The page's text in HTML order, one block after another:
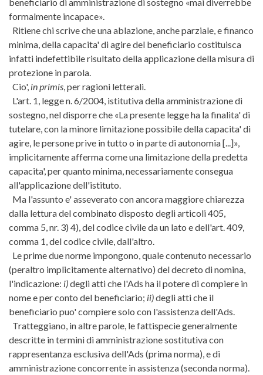
formalmente incapace».
Ritiene chi scrive che una ablazione, anche parziale, e financo
minima, della capacita' di agire del beneficiario costituisca
infatti indefettibile risultato della applicazione della misura di
protezione in parola.
Cio', in primis, per ragioni letterali.
L'art. 1, legge n. 6/2004, istitutiva della amministrazione di
sostegno, nel disporre che «La presente legge ha la finalita' di
tutelare, con la minore limitazione possibile della capacita' di
agire, le persone prive in tutto o in parte di autonomia [...]»,
implicitamente afferma come una limitazione della predetta
capacita', per quanto minima, necessariamente consegua
all'applicazione dell'istituto.
Ma l'assunto e' asseverato con ancora maggiore chiarezza
dalla lettura del combinato disposto degli articoli 405,
comma 5, nr. 3) 4), del codice civile da un lato e dell'art. 409,
comma 1, del codice civile, dall'altro.
Le prime due norme impongono, quale contenuto necessario
(peraltro implicitamente alternativo) del decreto di nomina,
l'indicazione: i)degli atti che l'Ads ha il potere di compiere in
nome e per conto del beneficiario; ii)degli atti che il
beneficiario puo' compiere solo con l'assistenza dell'Ads.
Tratteggiano, in altre parole, le fattispecie generalmente
descritte in termini di amministrazione sostitutiva con
rappresentanza esclusiva dell'Ads (prima norma), e di
amministrazione concorrente in assistenza (seconda norma).